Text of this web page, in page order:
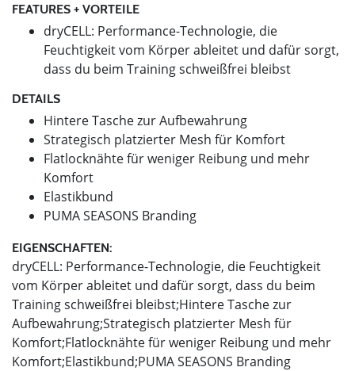
FEATURES + VORTEILE
dryCELL: Performance-Technologie, die
Feuchtigkeit vom Körper ableitet und dafür sorgt,
dass du beim Training schweißfrei bleibst
DETAILS
Hintere Tasche zur Aufbewahrung
Strategisch platzierter Mesh für Komfort
Flatlocknähte für weniger Reibung und mehr
Komfort
Elastikbund
PUMA SEASONS Branding
EIGENSCHAFTEN:
dryCELL: Performance-Technologie, die Feuchtigkeit
vom Körper ableitet und dafür sorgt, dass du beim
Training schweißfrei bleibst;Hintere Tasche zur
Aufbewahrung;Strategisch platzierter Mesh für
Komfort;Flatlocknähte für weniger Reibung und mehr
Komfort;Elastikbund;PUMA SEASONS Branding